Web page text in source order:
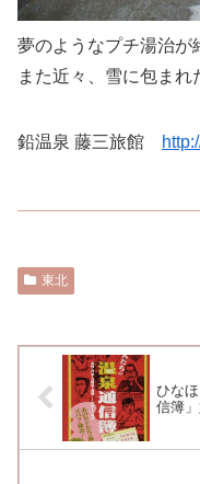
夢のようなプチ湯治が
また近々、雪に包まれ
鉛温泉 藤三旅館
東北
ひな
信簿